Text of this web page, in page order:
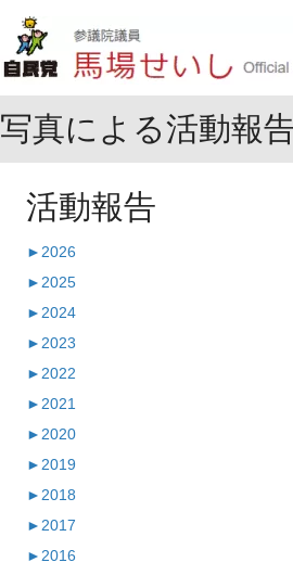
写真による活動報
活動報告
► 2026
► 2025
► 2024
► 2023
► 2022
► 2021
► 2020
► 2019
► 2018
► 2017
► 2016